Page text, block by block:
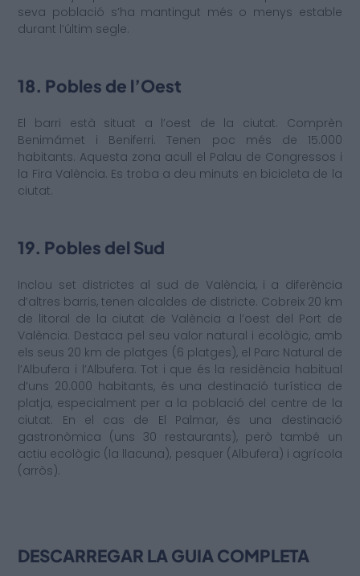
seva població s’ha mantingut més o menys estable
durant l’últim segle.
18. Pobles de l’Oest
El barri està situat a l’oest de la ciutat. Comprèn
Benimámet i Beniferri. Tenen poc més de 15.000
habitants. Aquesta zona acull el Palau de Congressos i
la Fira València. Es troba a deu minuts en bicicleta de la
ciutat.
19. Pobles del Sud
Inclou set districtes al sud de València, i a diferència
d’altres barris, tenen alcaldes de districte. Cobreix 20 km
de litoral de la ciutat de València a l’oest del Port de
València. Destaca pel seu valor natural i ecològic, amb
els seus 20 km de platges (6 platges), el Parc Natural de
l’Albufera i l’Albufera. Tot i que és la residència habitual
d’uns 20.000 habitants, és una destinació turística de
platja, especialment per a la població del centre de la
ciutat. En el cas de El Palmar, és una destinació
gastronòmica (uns 30 restaurants), però també un
actiu ecològic (la llacuna), pesquer (Albufera) i agrícola
(arròs).
DESCARREGAR LA GUIA COMPLETA